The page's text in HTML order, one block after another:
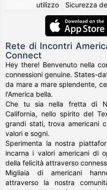
utilizzo| Sicurezza
Rete di Incontri
Connect
Hey there! Benvenuto nella
connessioni genuine. States-
da mare a mare splendente,
l'America bella.
Che tu sia nella fretta di
California, nello spirito del
grandi stati, trova americani
valori e sogni.
Sperimenta la nostra
incarna i valori americani di
della felicità attraverso
Migliaia di americani
attraverso la nostra